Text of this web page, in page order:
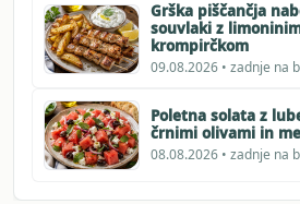
Grška piščančja
souvlaki z
krompirčkom
09.08.2026 • zadnje na
Poletna solata z
črnimi olivami in
08.08.2026 • zadnje na